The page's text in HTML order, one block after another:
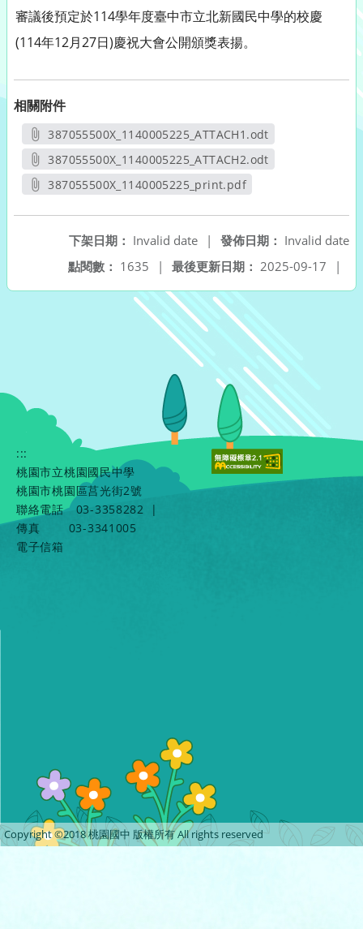
審議後預定於114學年度臺中市立北新國民中學的校慶
(114年12月27日)慶祝大會公開頒獎表揚。
相關附件
387055500X_1140005225_ATTACH1.odt
另開新視窗
387055500X_1140005225_ATTACH2.odt
另開新視窗
387055500X_1140005225_print.pdf
發佈日期： Invalid date
下架日期： Invalid date
|
最後更新日期： 2025-09-17 |
點閱數： 1635 |
:::
桃園市立桃園國民中學
桃園市桃園區莒光街2號
聯絡電話
03-3358282
|
傳真
03-3341005
電子信箱
Copyright ©2018 桃園國中 版權所有 All rights reserved